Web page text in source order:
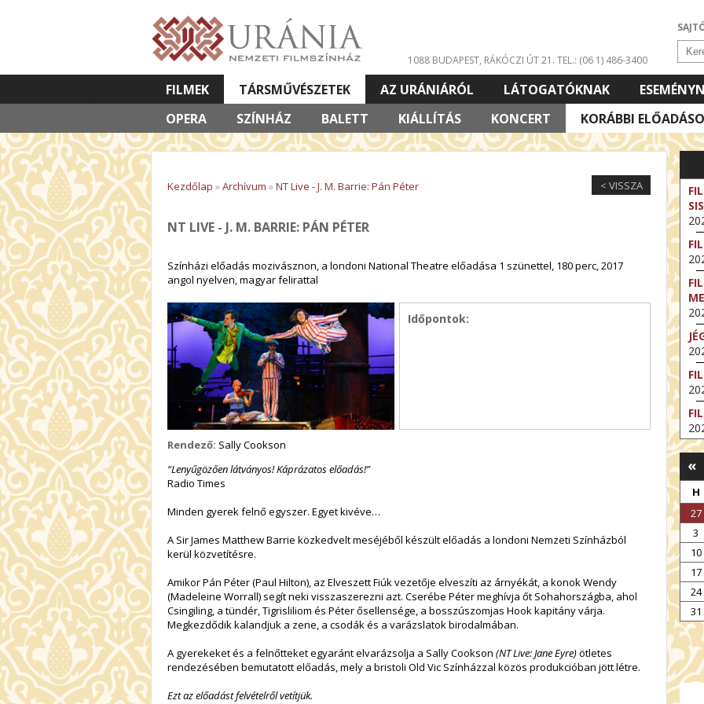
1088 BUDAPEST, RÁKÓCZI ÚT 21. TEL.: (06 1) 486-3400
FILMEK
TÁRSMŰVÉSZETEK
OPERA
SZÍNHÁZ BALETT KIÁLLÍTÁS KONCERT KORÁBBI
AZ URÁNIÁRÓL LÁTOGATÓKNAK
VETÍTETT KÉPES ELŐADÁSOK
< VISSZA
Kezdőlap »Archívum »NT Live - J. M. Barrie: Pán Péter
NT LIVE - J. M. BARRIE: PÁN PÉTER
Színházi előadás mozivásznon, a londoni National Theatre előadása 1 szünettel, 180 perc, 2017
angol nyelven, magyar felirattal
Időpontok:
Rendező: Sally Cookson
“Lenyűgözően látványos! Káprázatos előadás!”
Radio Times
Minden gyerek felnő egyszer. Egyet kivéve…
A Sir James Matthew Barrie közkedvelt meséjéből készült előadás a londoni Nemzeti Színházból
kerül közvetítésre.
Amikor Pán Péter (Paul Hilton), az Elveszett Fiúk vezetője elveszíti az árnyékát, a konok Wendy
(Madeleine Worrall) segít neki visszaszerezni azt. Cserébe Péter meghívja őt Sohahországba, ahol
Csingiling, a tündér, Tigrisliliom és Péter ősellensége, a bosszúszomjas Hook kapitány várja.
Megkezdődik kalandjuk a zene, a csodák és a varázslatok birodalmában.
A gyerekeket és a felnőtteket egyaránt elvarázsolja a Sally Cookson (NT Live: Jane Eyre)ötletes
rendezésében bemutatott előadás, mely a bristoli Old Vic Színházzal közös produkcióban jött létre.
Ezt az előadást felvételről vetítjük.
«
H
27
3
10
17
24
31